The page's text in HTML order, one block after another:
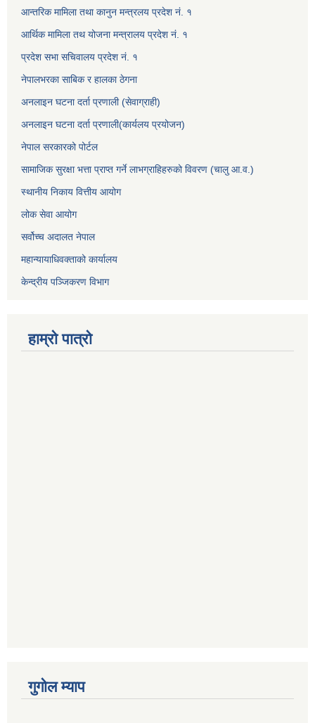
आन्तरिक मामिला तथा कानुन मन्त्रलय प्रदेश नं. १
आर्थिक मामिला तथ योजना मन्त्रालय प्रदेश नं. १
प्रदेश सभा सचिवालय प्रदेश नं. १
नेपालभरका साबिक र हालका ठेगना
अनलाइन घटना दर्ता प्रणाली (सेवाग्राही)
अनलाइन घटना दर्ता प्रणाली(कार्यलय प्रयोजन)
नेपाल सरकारको पोर्टल
सामाजिक सुरक्षा भत्ता प्राप्त गर्ने लाभग्राहिहरुको विवरण (चालु आ.व.)
स्थानीय निकाय वित्तीय आयोग
लोक सेवा आयोग
सर्वोच्च अदालत नेपाल
महान्यायाधिवक्ताको कार्यालय
केन्द्रीय पञ्जिकरण विभाग
हाम्रो पात्रो
गुगोल म्याप